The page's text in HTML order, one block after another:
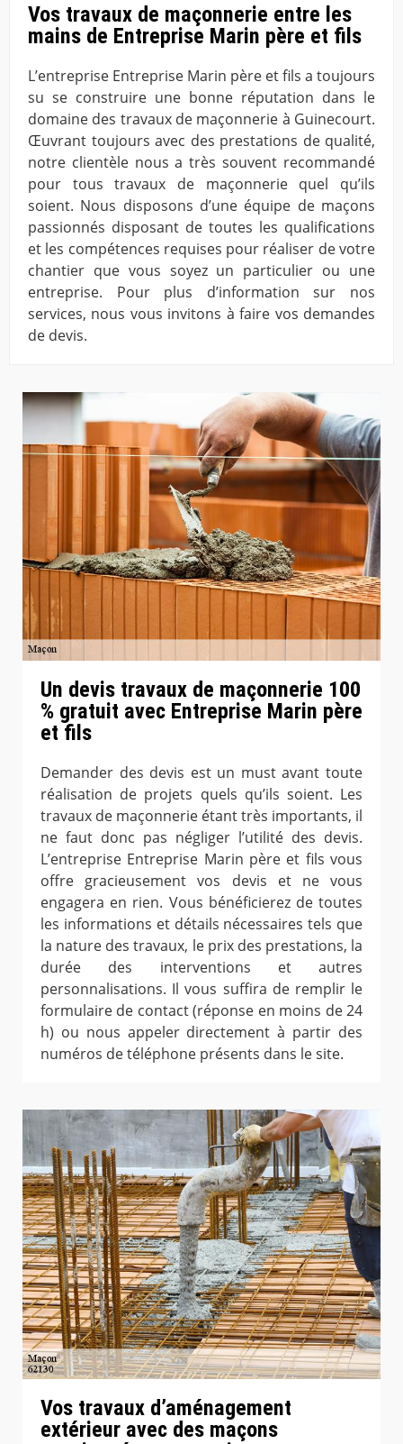
Vos travaux de maçonnerie entre les
mains de Entreprise Marin père et fils
L’entreprise Entreprise Marin père et fils a toujours
su se construire une bonne réputation dans le
domaine des travaux de maçonnerie à Guinecourt.
Œuvrant toujours avec des prestations de qualité,
notre clientèle nous a très souvent recommandé
pour tous travaux de maçonnerie quel qu’ils
soient. Nous disposons d’une équipe de maçons
passionnés disposant de toutes les qualifications
et les compétences requises pour réaliser de votre
chantier que vous soyez un particulier ou une
entreprise. Pour plus d’information sur nos
services, nous vous invitons à faire vos demandes
de devis.
Un devis travaux de maçonnerie 100
% gratuit avec Entreprise Marin père
et fils
Demander des devis est un must avant toute
réalisation de projets quels qu’ils soient. Les
travaux de maçonnerie étant très importants, il
ne faut donc pas négliger l’utilité des devis.
L’entreprise Entreprise Marin père et fils vous
offre gracieusement vos devis et ne vous
engagera en rien. Vous bénéficierez de toutes
les informations et détails nécessaires tels que
la nature des travaux, le prix des prestations, la
durée des interventions et autres
personnalisations. Il vous suffira de remplir le
formulaire de contact (réponse en moins de 24
h) ou nous appeler directement à partir des
numéros de téléphone présents dans le site.
Vos travaux d’aménagement
extérieur avec des maçons